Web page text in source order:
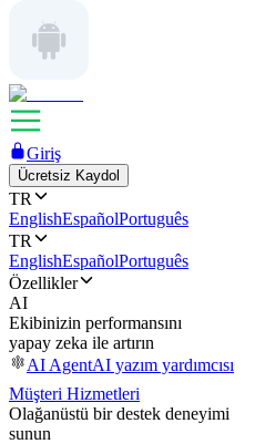
Giriş
Ücretsiz Kaydol
TR
EnglishEspañolPortuguês
TR
EnglishEspañolPortuguês
Özellikler
AI
Ekibinizin performansını
yapay zeka ile artırın
AI AgentAI yazım yardımcısı
Müşteri Hizmetleri
Olağanüstü bir destek deneyimi
sunun